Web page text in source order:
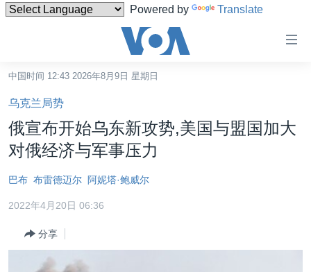
Powered by Translate
碍
链
接
转
内
容
到
中国
最新国际新闻
印太
分类新闻
经济·金融·贸易
美中关系
中国时间 12:43 2026年8月9日 星期日
乌克兰局势
俄宣布开始乌东新攻势,美国与盟国加大
对俄经济与军事压力
巴布 布雷德迈尔 阿妮塔·鲍威尔
2022年4月20日 06:36
分享